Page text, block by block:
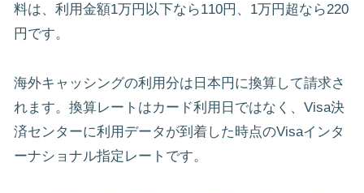
料は、利用金額1万円以下なら110円、1万円超なら220
円です。
海外キャッシングの利用分は日本円に換算して請求さ
れます。換算レートはカード利用日ではなく、Visa決
済センターに利用データが到着した時点のVisaインタ
ーナショナル指定レートです。